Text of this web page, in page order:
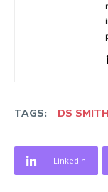
TAGS: DS SMITH
Linkedin